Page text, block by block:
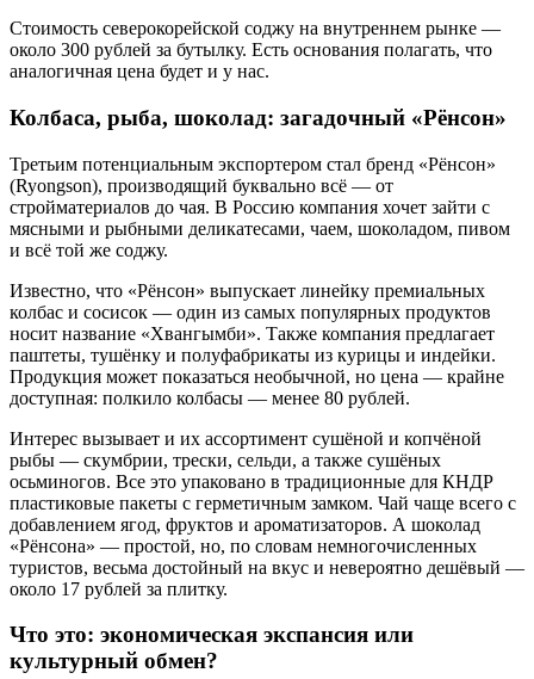
Стоимость северокорейской соджу на внутреннем рынке —
около 300 рублей за бутылку. Есть основания полагать, что
аналогичная цена будет и у нас.
Колбаса, рыба, шоколад: загадочный «Рёнсон»
Третьим потенциальным экспортером стал бренд «Рёнсон»
(Ryongson), производящий буквально всё — от
стройматериалов до чая. В Россию компания хочет зайти с
мясными и рыбными деликатесами, чаем, шоколадом, пивом
и всё той же соджу.
Известно, что «Рёнсон» выпускает линейку премиальных
колбас и сосисок — один из самых популярных продуктов
носит название «Хвангымби». Также компания предлагает
паштеты, тушёнку и полуфабрикаты из курицы и индейки.
Продукция может показаться необычной, но цена — крайне
доступная: полкило колбасы — менее 80 рублей.
Интерес вызывает и их ассортимент сушёной и копчёной
рыбы — скумбрии, трески, сельди, а также сушёных
осьминогов. Все это упаковано в традиционные для КНДР
пластиковые пакеты с герметичным замком. Чай чаще всего с
добавлением ягод, фруктов и ароматизаторов. А шоколад
«Рёнсона» — простой, но, по словам немногочисленных
туристов, весьма достойный на вкус и невероятно дешёвый —
около 17 рублей за плитку.
Что это: экономическая экспансия или
культурный обмен?